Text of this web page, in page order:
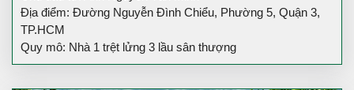
Địa điểm: Đường Nguyễn Đình Chiểu, Phường 5, Quận 3,
TP.HCM
Quy mô: Nhà 1 trệt lửng 3 lầu sân thượng